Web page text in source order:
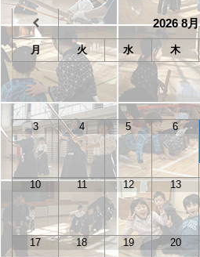
2026 8月
月 火 水 木
3 4 5 6
10 11 12 13
17 18 19 20